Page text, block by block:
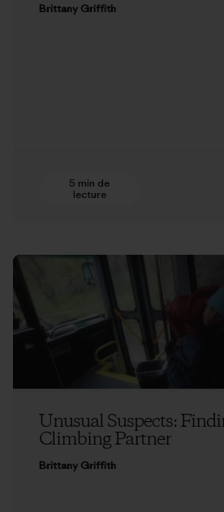
Brittany Griffith
5 min de
lecture
Unusual Suspects:
Climbing Partner
Brittany Griffith